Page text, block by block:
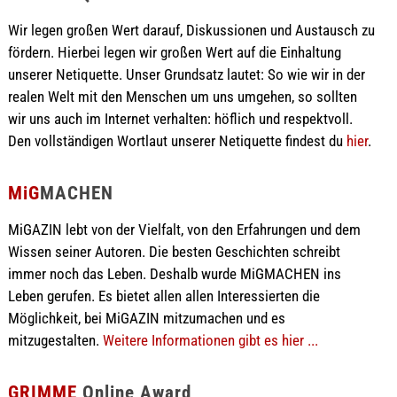
Wir legen großen Wert darauf, Diskussionen und Austausch zu
fördern. Hierbei legen wir großen Wert auf die Einhaltung
unserer Netiquette. Unser Grundsatz lautet: So wie wir in der
realen Welt mit den Menschen um uns umgehen, so sollten
wir uns auch im Internet verhalten: höflich und respektvoll.
Den vollständigen Wortlaut unserer Netiquette findest du hier.
MiGMACHEN
MiGAZIN lebt von der Vielfalt, von den Erfahrungen und dem
Wissen seiner Autoren. Die besten Geschichten schreibt
immer noch das Leben. Deshalb wurde MiGMACHEN ins
Leben gerufen. Es bietet allen allen Interessierten die
Möglichkeit, bei MiGAZIN mitzumachen und es
mitzugestalten. Weitere Informationen gibt es hier ...
GRIMME Online Award